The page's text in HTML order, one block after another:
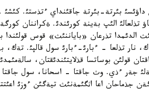
بئرتة-بئرتة جاقئنداي ءتذستئ. كئشئ
الئپ بةينة كورئندئ. ةكراننان
الدئمدا تذرعان «باياننئث» قوس قولئندا
تذلعا - ءبارئ-ءبارئ سول قالپئ. تةك،
قولئن بوساتسا قذلايتئندئقتان،
جةر ءذي. وث جاقتا - اسحانا، سول
جذماحان اعا اثگئمةنئث تيةگئن ءوزئ